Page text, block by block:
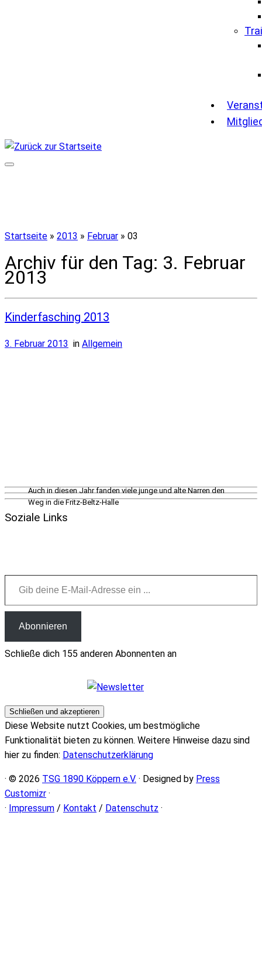
Startseite » 2013 » Februar » 03
Archiv für den Tag: 3. Februar
2013
Kinderfasching 2013
3. Februar 2013 in Allgemein
Auch in diesen Jahr fanden viele junge und alte Narren den
Weg in die Fritz-Beltz-Halle
Soziale Links
Gib deine E-Mail-Adresse ein ...
Abonnieren
Schließe dich 155 anderen Abonnenten an
Diese Website nutzt Cookies, um bestmögliche
Funktionalität bieten zu können. Weitere Hinweise dazu sind
hier zu finden: Datenschutzerklärung
· © 2026 TSG 1890 Köppern e.V. · Designed by Press
Customizr ·
· Impressum / Kontakt / Datenschutz ·